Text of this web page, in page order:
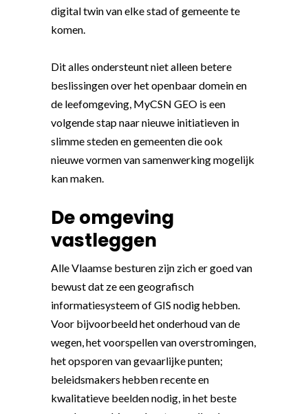
digital twin van elke stad of gemeente te
komen.
Dit alles ondersteunt niet alleen betere
beslissingen over het openbaar domein en
de leefomgeving, MyCSN GEO is een
volgende stap naar nieuwe initiatieven in
slimme steden en gemeenten die ook
nieuwe vormen van samenwerking mogelijk
kan maken.
De omgeving
vastleggen
Alle Vlaamse besturen zijn zich er goed van
bewust dat ze een geografisch
informatiesysteem of GIS nodig hebben.
Voor bijvoorbeeld het onderhoud van de
wegen, het voorspellen van overstromingen,
het opsporen van gevaarlijke punten;
beleidsmakers hebben recente en
kwalitatieve beelden nodig, in het beste